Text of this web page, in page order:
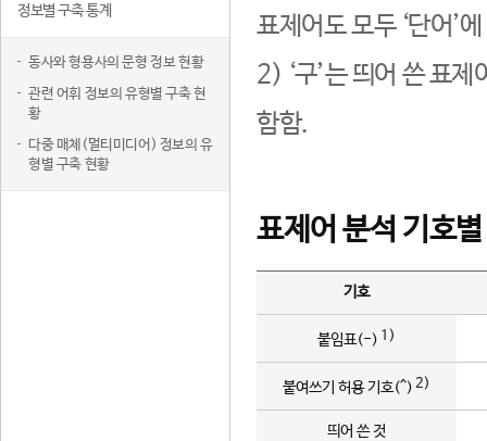
정보별 구축 통계
동사와 형용사의 문형 정보 현황
관련 어휘 정보의 유형별 구축 현
황
다중 매체(멀티미디어) 정보의 유
형별 구축 현황
표제어도 모두 ‘단어’
2) ‘구’는 띄어 쓴 표
함함.
표제어 분석 기호
기호
붙임표(-) 1)
붙여쓰기 허용 기호(^) 2)
띄어 쓴 것